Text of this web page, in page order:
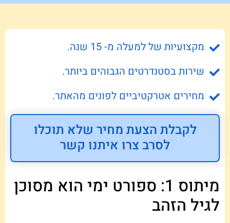
מקצועיות של למעלה מ- 15 שנה.
שירות בסטנדרטים הגבוהים ביותר.
מחירים אטרקטיביים לפונים מהאתר.
לקבלת הצעת מחיר שלא תוכלו
לסרב צרו איתנו קשר
מיתוס 1: ספורט ימי הוא מסוכן
לגיל הזהב